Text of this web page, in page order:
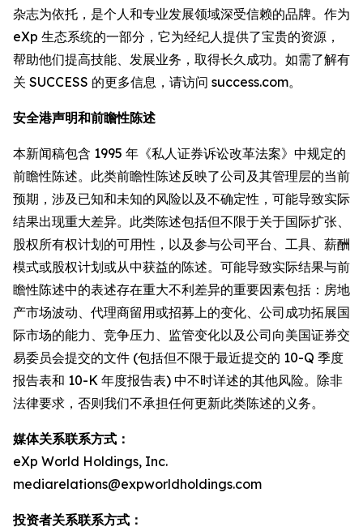
杂志为依托，是个人和专业发展领域深受信赖的品牌。作为
eXp 生态系统的一部分，它为经纪人提供了宝贵的资源，
帮助他们提高技能、发展业务，取得长久成功。如需了解有
关 SUCCESS 的更多信息，请访问 success.com。
安全港声明和前瞻性陈述
本新闻稿包含 1995 年《私人证券诉讼改革法案》中规定的
前瞻性陈述。此类前瞻性陈述反映了公司及其管理层的当前
预期，涉及已知和未知的风险以及不确定性，可能导致实际
结果出现重大差异。此类陈述包括但不限于关于国际扩张、
股权所有权计划的可用性，以及参与公司平台、工具、薪酬
模式或股权计划或从中获益的陈述。可能导致实际结果与前
瞻性陈述中的表述存在重大不利差异的重要因素包括：房地
产市场波动、代理商留用或招募上的变化、公司成功拓展国
际市场的能力、竞争压力、监管变化以及公司向美国证券交
易委员会提交的文件 (包括但不限于最近提交的 10-Q 季度
报告表和 10-K 年度报告表) 中不时详述的其他风险。除非
法律要求，否则我们不承担任何更新此类陈述的义务。
媒体关系联系方式：
eXp World Holdings, Inc.
mediarelations@expworldholdings.com
投资者关系联系方式：